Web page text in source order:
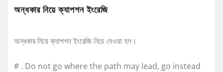
অন্ধকার নিয়ে ক্যাপশন ইংরেজি
অন্ধকার নিয়ে ক্যাপশন ইংরেজি নিচে দেওয়া হল।
# . Do not go where the path may lead, go instead